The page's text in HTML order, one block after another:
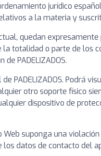
jurídico
a la materia y
quedan
totalidad o parte de los
PADELIZADOS.
PADELIZADOS. Podrá
otro soporte físico
dispositivo de
suponga una
datos de contacto del